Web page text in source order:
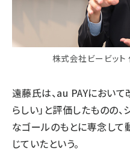
株式会社ビービッ
遠藤氏は、au PAYにおい
らしい」と評価したものの
なゴールのもとに専念して
じていたという。